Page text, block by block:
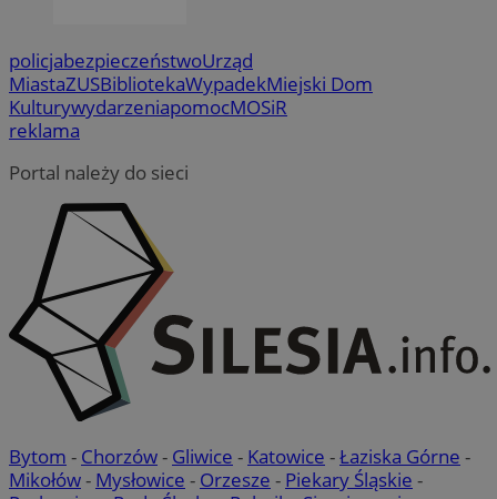
policjabezpieczeństwoUrząd
MiastaZUSBibliotekaWypadekMiejski Dom
KulturywydarzeniapomocMOSiR
reklama
Portal należy do sieci
Bytom - Chorzów- Gliwice - Katowice -Łaziska Górne -
Mikołów- Mysłowice - Orzesze - Piekary Śląskie -